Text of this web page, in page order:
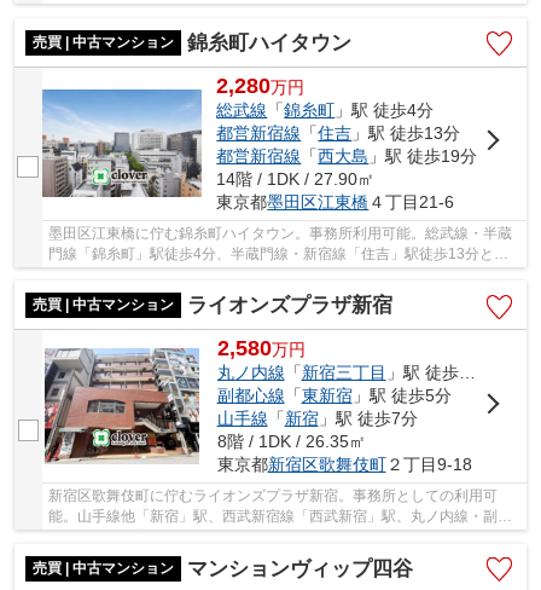
も2駅、乗車時間4分でアクセス可能です。空...
売買 | 中古マンション
錦糸町ハイタウン
2,280万円
総武線 「錦糸町 」駅 徒歩4分
都営新宿線 「住吉 」駅 徒歩13分
都営新宿線 「西大島 」駅 徒歩19分
14階 / 1DK / 27.90㎡
東京都墨田区江東橋４丁目21-6
墨田区江東橋に佇む錦糸町ハイタウン。事務所利用可能。総武線・半蔵
門線「錦糸町」駅徒歩4分、半蔵門線・新宿線「住吉」駅徒歩13分と利
便性に富んだ立地。錦糸町駅周辺は大型商業施設...
売買 | 中古マンション
ライオンズプラザ新宿
2,580万円
丸ノ内線 「新宿三丁目 」駅 徒歩5分
副都心線 「東新宿」駅 徒歩5分
山手線 「新宿」駅 徒歩7分
8階 / 1DK / 26.35㎡
東京都新宿区歌舞伎町２丁目9-18
新宿区歌舞伎町に佇むライオンズプラザ新宿。事務所としての利用可
能。山手線他「新宿」駅、西武新宿線「西武新宿」駅、丸ノ内線・副都
売買 | 中古マンション
マンションヴィップ四谷